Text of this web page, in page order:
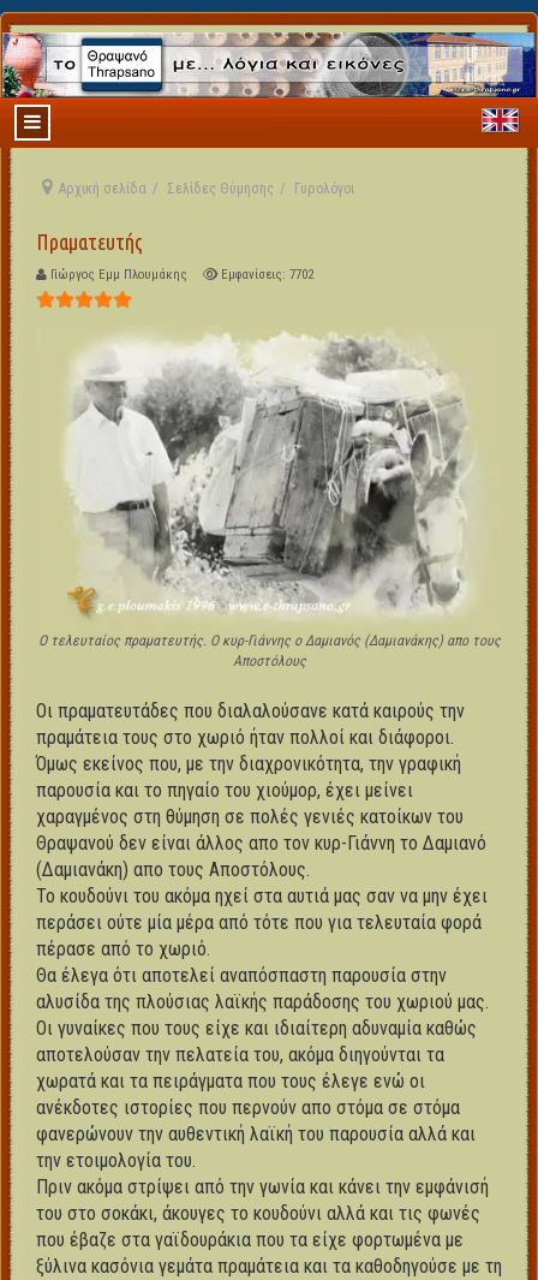
Αρχική σελίδα Σελίδες Θύμησης Γυρολόγοι
Πραματευτής
Γιώργος Εμμ Πλουμάκης Εμφανίσεις: 7702
Αξιολόγηση Χρήστη:
Ο τελευταίος πραματευτής. Ο κυρ-Γιάννης ο Δαμιανός (Δαμιανάκης) απο τους
Αποστόλους
Οι πραματευτάδες που διαλαλούσανε κατά καιρούς την
πραμάτεια τους στο χωριό ήταν πολλοί και διάφοροι.
Όμως εκείνος που, με την διαχρονικότητα, την γραφική
παρουσία και το πηγαίο του χιούμορ, έχει μείνει
χαραγμένος στη θύμηση σε πολές γενιές κατοίκων του
Θραψανού δεν είναι άλλος απο τον κυρ-Γιάννη το Δαμιανό
(Δαμιανάκη) απο τους Αποστόλους.
Το κουδούνι του ακόμα ηχεί στα αυτιά μας σαν να μην έχει
περάσει ούτε μία μέρα από τότε που για τελευταία φορά
πέρασε από το χωριό.
Θα έλεγα ότι αποτελεί αναπόσπαστη παρουσία στην
αλυσίδα της πλούσιας λαϊκής παράδοσης του χωριού μας.
Οι γυναίκες που τους είχε και ιδιαίτερη αδυναμία καθώς
αποτελούσαν την πελατεία του, ακόμα διηγούνται τα
χωρατά και τα πειράγματα που τους έλεγε ενώ οι
ανέκδοτες ιστορίες που περνούν απο στόμα σε στόμα
φανερώνουν την αυθεντική λαϊκή του παρουσία αλλά και
την ετοιμολογία του.
Πριν ακόμα στρίψει από την γωνία και κάνει την εμφάνισή
του στο σοκάκι, άκουγες το κουδούνι αλλά και τις φωνές
που έβαζε στα γαϊδουράκια που τα είχε φορτωμένα με
ξύλινα κασόνια γεμάτα πραμάτεια και τα καθοδηγούσε με τη